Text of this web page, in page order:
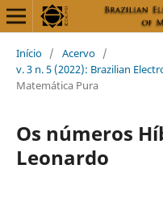
Início / Acervo /
v. 3 n. 5 (2022): Brazilian
Matemática Pura
Os números
Leonardo